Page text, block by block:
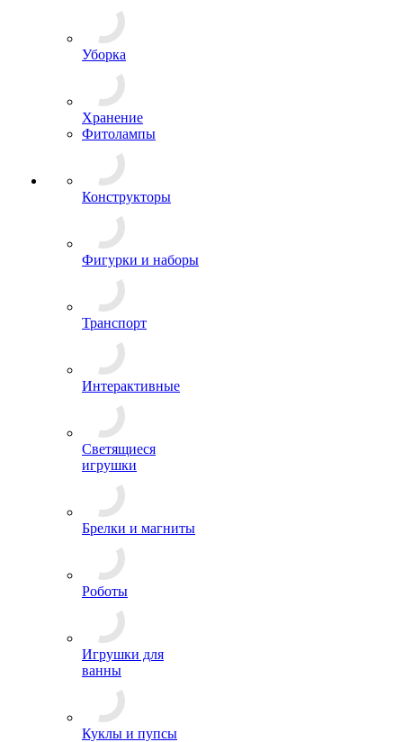
Уборка
Хранение
Фитолампы
Конструкторы
Фигурки и наборы
Транспорт
Интерактивные
Светящиеся
игрушки
Брелки и магниты
Роботы
Игрушки для
ванны
Куклы и пупсы